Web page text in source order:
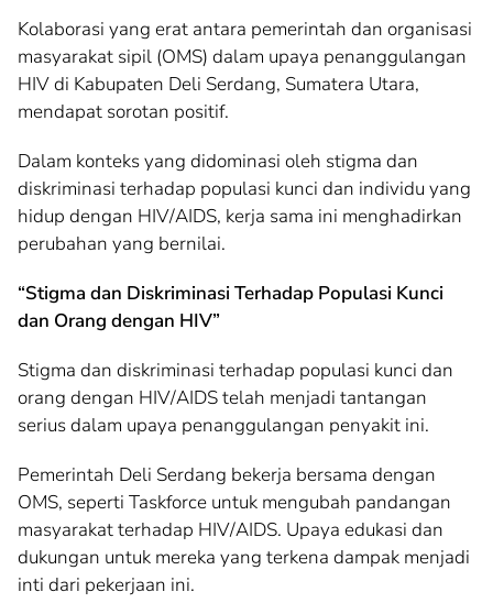
Kolaborasi yang erat antara pemerintah dan organisasi
masyarakat sipil (OMS) dalam upaya penanggulangan
HIV di Kabupaten Deli Serdang, Sumatera Utara,
mendapat sorotan positif.
Dalam konteks yang didominasi oleh stigma dan
diskriminasi terhadap populasi kunci dan individu yang
hidup dengan HIV/AIDS, kerja sama ini menghadirkan
perubahan yang bernilai.
“Stigma dan Diskriminasi Terhadap Populasi Kunci
dan Orang dengan HIV”
Stigma dan diskriminasi terhadap populasi kunci dan
orang dengan HIV/AIDS telah menjadi tantangan
serius dalam upaya penanggulangan penyakit ini.
Pemerintah Deli Serdang bekerja bersama dengan
OMS, seperti Taskforce untuk mengubah pandangan
masyarakat terhadap HIV/AIDS. Upaya edukasi dan
dukungan untuk mereka yang terkena dampak menjadi
inti dari pekerjaan ini.